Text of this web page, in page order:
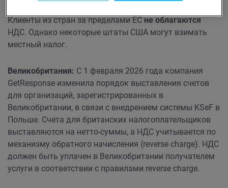
Клиенты из стран за пределами ЕСне облагаются
НДС. Однако некоторые штаты США могут взимать
местный налог.
Великобритания: С 1 февраля 2026 года компания
GetResponse изменила порядок выставления счетов
для организаций, зарегистрированных в
Великобритании, в связи с внедрением системы KSeF в
Польше. Счета для британских налогоплательщиков
выставляются на нетто-суммы, а НДС учитывается по
механизму обратного начисления (reverse charge). НДС
должен быть уплачен в Великобритании получателем
услуги в соответствии с правилами reverse charge.